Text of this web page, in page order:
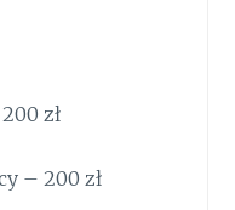
zł
– 200 zł